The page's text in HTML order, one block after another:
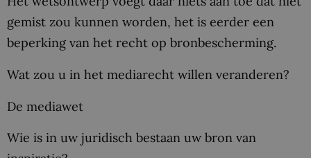
gemist zou kunnen worden, het is eerder een
beperking van het recht op bronbescherming.
Wat zou u in het mediarecht willen veranderen?
De mediawet
Wie is in uw juridisch bestaan uw bron van